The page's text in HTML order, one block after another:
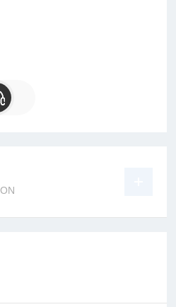
在线监测，或粉状材料回收、产品